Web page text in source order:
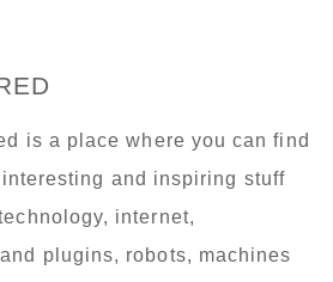
is a place where you can find
and inspiring stuff
internet,
plugins, robots, machines